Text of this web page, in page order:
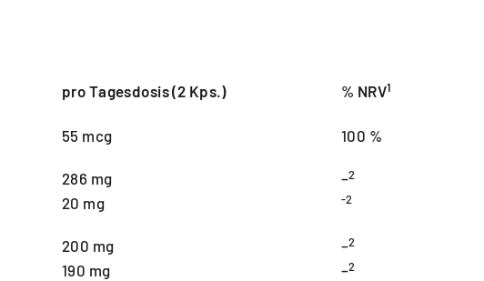
pro Tagesdosis (2 Kps.) % NRV1
55 mcg 100 %
286 mg
20 mg
–2
-2
200 mg
190 mg
–2
–2